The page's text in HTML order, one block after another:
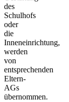
des
Schulhofs
oder
die
Inneneinrichtung,
werden
von
entsprechenden
Eltern-
AGs
übernommen.